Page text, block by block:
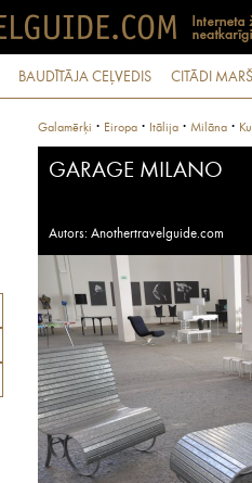
BAUDĪTĀJA CEĻVEDIS CITĀDI
Galamērķi · Eiropa · Itālija · Milāna ·
GARAGE MILANO
Autors: Anothertravelguide.com